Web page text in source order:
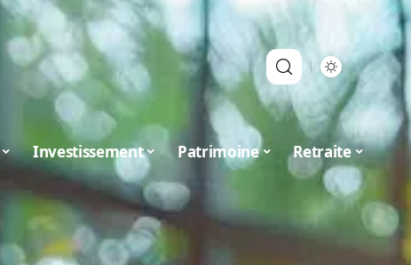
Investissement Patrimoine Retraite